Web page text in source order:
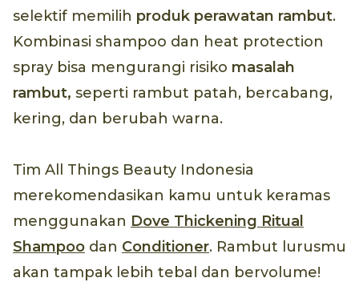
selektif memilih produk perawatan rambut.
Kombinasi shampoo dan heat protection
spray bisa mengurangi risiko masalah
rambut, seperti rambut patah, bercabang,
kering, dan berubah warna.
Tim All Things Beauty Indonesia
merekomendasikan kamu untuk keramas
menggunakan Dove Thickening Ritual
Shampoo dan Conditioner. Rambut lurusmu
akan tampak lebih tebal dan bervolume!